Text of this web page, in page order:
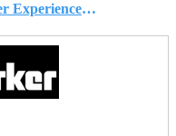
Studentische Aushilfe Customer Experience Department (w/m/d)